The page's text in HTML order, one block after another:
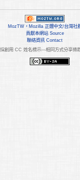
MozTW，Mozilla 正體中文/台灣社
貢獻本網站 Source
聯絡資訊 Contact
創用 CC 姓名標示—相同方式分享條